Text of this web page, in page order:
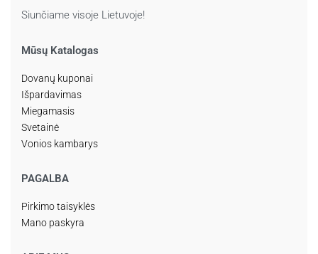
Siunčiame visoje Lietuvoje!
Mūsų Katalogas
Dovanų kuponai
Išpardavimas
Miegamasis
Svetainė
Vonios kambarys
PAGALBA
Pirkimo taisyklės
Mano paskyra